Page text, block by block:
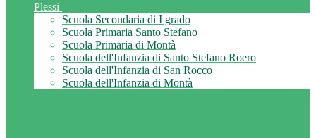
Plessi
Scuola Secondaria di I grado
Scuola Primaria Santo Stefano
Scuola Primaria di Montà
Scuola dell'Infanzia di Santo Stefano Roero
Scuola dell'Infanzia di San Rocco
Scuola dell'Infanzia di Montà